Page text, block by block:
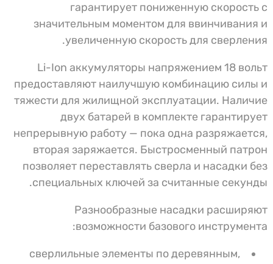
гарантирует пониженную скорость с
значительным моментом для ввинчивания и
увеличенную скорость для сверления.
Li-Ion аккумуляторы напряжением 18 вольт
предоставляют наилучшую комбинацию силы и
тяжести для жилищной эксплуатации. Наличие
двух батарей в комплекте гарантирует
непрерывную работу — пока одна разряжается,
вторая заряжается. Быстросменный патрон
позволяет переставлять сверла и насадки без
специальных ключей за считанные секунды.
Разнообразные насадки расширяют
возможности базового инструмента:
сверлильные элементы по деревянным,